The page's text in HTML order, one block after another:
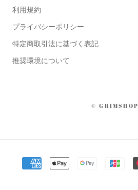
利用規約
プライバシーポリシー
特定商取引法に基づく表記
推奨環境について
© GRIMSHOP